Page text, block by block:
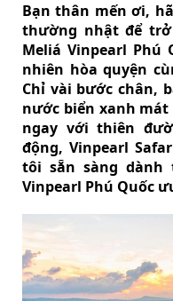
Bạn thân mến ơi,
thường nhật để trở
Meliá Vinpearl Phú
nhiên hòa quyện
Chỉ vài bước chân,
nước biển xanh
ngay với thiên
động, Vinpearl
tôi sẵn sàng dành
Vinpearl Phú Quốc